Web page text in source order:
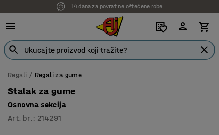
14 dana za povrat ne oštećene robe
Regali Regali za gume
Stalak za gume
Osnovna sekcija
Art. br. : 214291